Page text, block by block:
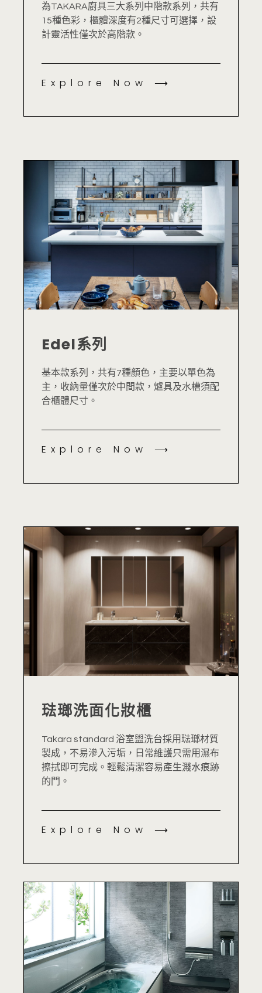
為TAKARA廚具三大系列中階款系列，共有
15種色彩，櫃體深度有2種尺寸可選擇，設
計靈活性僅次於高階款。
Explore Now ⟶
Edel系列
基本款系列，共有7種顏色，主要以單色為
主，收納量僅次於中間款，爐具及水槽須配
合櫃體尺寸。
Explore Now ⟶
琺瑯洗面化妝櫃
Takara standard 浴室盥洗台採用琺瑯材質
製成，不易滲入污垢，日常維護只需用濕布
擦拭即可完成。輕鬆清潔容易產生濺水痕跡
的門。
Explore Now ⟶